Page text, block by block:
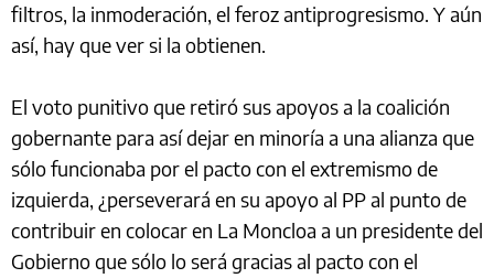
filtros, la inmoderación, el feroz antiprogresismo. Y aún
así, hay que ver si la obtienen.
El voto punitivo que retiró sus apoyos a la coalición
gobernante para así dejar en minoría a una alianza que
sólo funcionaba por el pacto con el extremismo de
izquierda, ¿perseverará en su apoyo al PP al punto de
contribuir en colocar en La Moncloa a un presidente del
Gobierno que sólo lo será gracias al pacto con el